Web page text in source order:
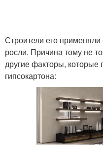
Стены из гипсокартона
Строители его
росли. Причина тому не
другие факторы, которые
гипсокартона: